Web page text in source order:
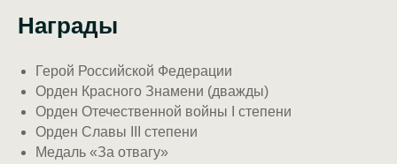
Награды
Герой Российской Федерации
Орден Красного Знамени (дважды)
Орден Отечественной войны I степени
Орден Славы III степени
Медаль «За отвагу»